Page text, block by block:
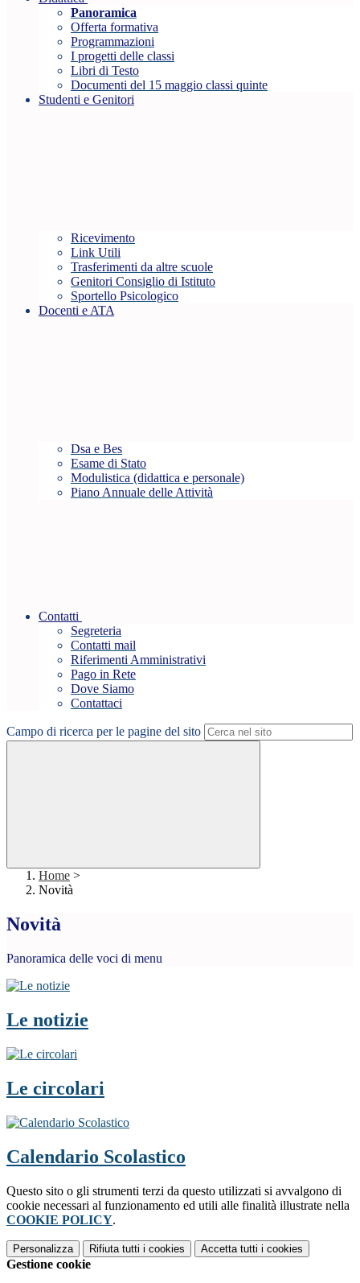
Panoramica
Offerta formativa
Programmazioni
I progetti delle classi
Libri di Testo
Documenti del 15 maggio classi quinte
Studenti e Genitori
Ricevimento
Link Utili
Trasferimenti da altre scuole
Genitori Consiglio di Istituto
Sportello Psicologico
Docenti e ATA
Dsa e Bes
Esame di Stato
Modulistica (didattica e personale)
Piano Annuale delle Attività
Contatti
Segreteria
Contatti mail
Riferimenti Amministrativi
Pago in Rete
Dove Siamo
Contattaci
Campo di ricerca per le pagine del sito
Home >
Novità
Novità
Panoramica delle voci di menu
Le notizie
Le circolari
Calendario Scolastico
Questo sito o gli strumenti terzi da questo utilizzati si avvalgono di
cookie necessari al funzionamento ed utili alle finalità illustrate nella
COOKIE POLICY.
Personalizza Rifiuta tutti i cookies Accetta tutti i cookies
Gestione cookie